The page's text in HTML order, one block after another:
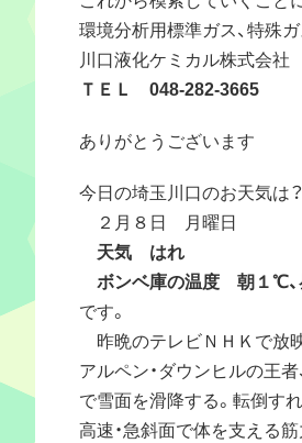
環境分析用標準ガス、特殊
川口液化ケミカル株式会社
ＴＥＬ 048-282-3665
ありがとうございます
今日の埼玉川口のお天気は？
２月８日 月曜日
天気 はれ
ボンベ庫の温度 朝１℃
です。
昨晩のテレビＮＨＫで放
アルペン・ダウンヒルの王
で雪面を滑降する。転倒す
高速・急斜面で体を支える